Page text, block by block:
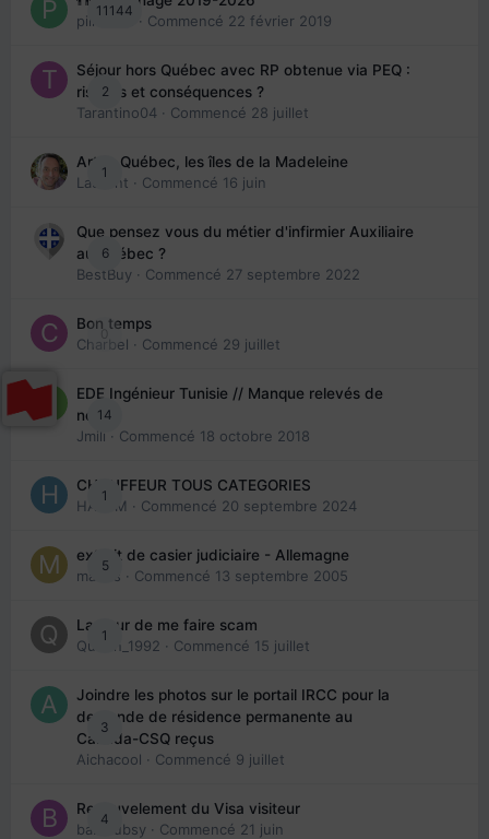
11144
piinoush · Commencé 22 février 2019
2
Séjour hors Québec avec RP obtenue via PEQ :
risques et conséquences ?
Tarantino04 · Commencé 28 juillet
1
Arte : Québec, les îles de la Madeleine
Laurent · Commencé 16 juin
6
Que pensez vous du métier d'infirmier Auxiliaire
au Québec ?
BestBuy · Commencé 27 septembre 2022
0
Bon temps
Charbel · Commencé 29 juillet
14
EDE Ingénieur Tunisie // Manque relevés de
note
Jmili · Commencé 18 octobre 2018
1
CHAUFFEUR TOUS CATEGORIES
HAZEM · Commencé 20 septembre 2024
5
extrait de casier judiciaire - Allemagne
maries · Commencé 13 septembre 2005
1
La peur de me faire scam
Queen_1992 · Commencé 15 juillet
3
Joindre les photos sur le portail IRCC pour la
demande de résidence permanente au
Canada-CSQ reçus
Aichacool · Commencé 9 juillet
4
Renouvelement du Visa visiteur
babibubsy · Commencé 21 juin